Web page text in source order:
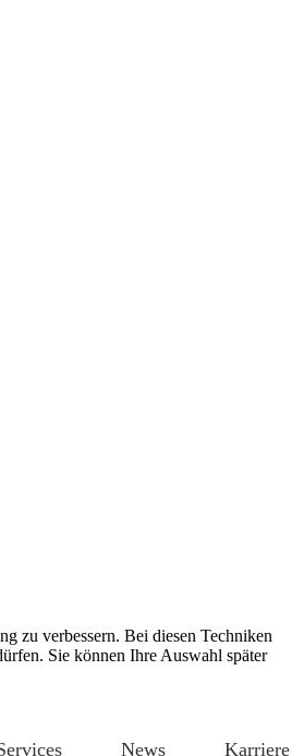
News Karriere
zu verbessern. Bei diesen Techniken
Sie können Ihre Auswahl später